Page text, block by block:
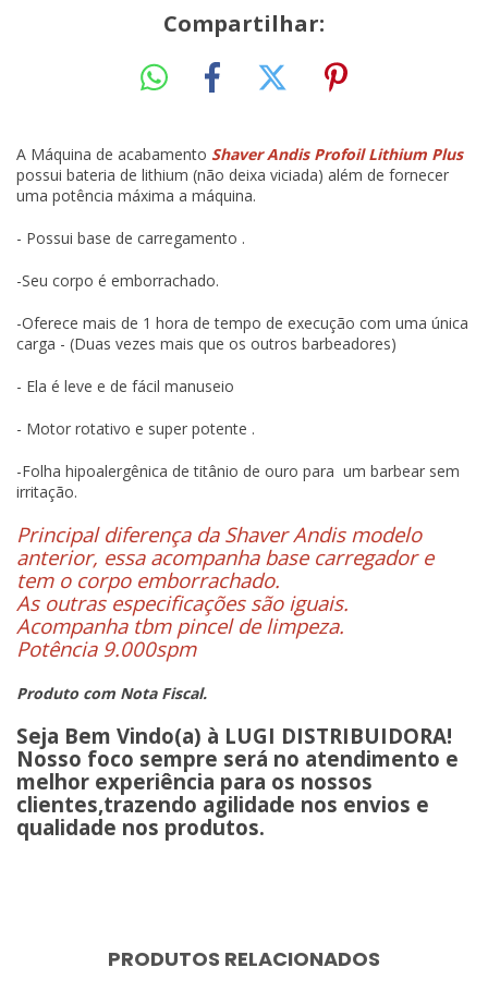
Compartilhar:
A Máquina de acabamento Shaver Andis Profoil Lithium Plus
possui bateria de lithium (não deixa viciada) além de fornecer
uma potência máxima a máquina.
- Possui base de carregamento .
-Seu corpo é emborrachado.
-Oferece mais de 1 hora de tempo de execução com uma única
carga - (Duas vezes mais que os outros barbeadores)
- Ela é leve e de fácil manuseio
- Motor rotativo e super potente .
-Folha hipoalergênica de titânio de ouro para um barbear sem
irritação.
Principal diferença da Shaver Andis modelo
anterior, essa acompanha base carregador e
tem o corpo emborrachado.
As outras especificações são iguais.
Acompanha tbm pincel de limpeza.
Potência 9.000spm
Produto com Nota Fiscal.
Seja Bem Vindo(a) à LUGI DISTRIBUIDORA!
Nosso foco sempre será no atendimento e
melhor experiência para os nossos
clientes,trazendo agilidade nos envios e
qualidade nos produtos.
PRODUTOS RELACIONADOS